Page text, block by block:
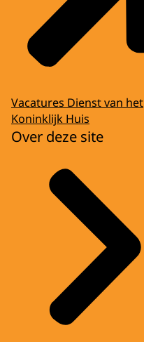
Vacatures Dienst van het
Koninklijk Huis
Over deze site